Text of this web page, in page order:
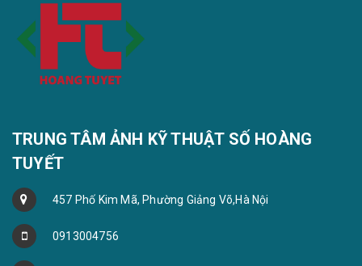
TRUNG TÂM ẢNH KỸ THUẬT SỐ HOÀNG
TUYẾT
457 Phố Kim Mã, Phường Giảng Võ,Hà Nội
0913004756